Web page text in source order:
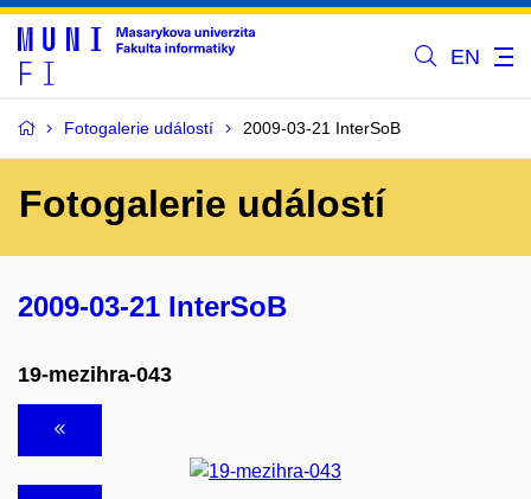
EN
Fotogalerie událostí 2009-03-21 InterSoB
Fotogalerie událostí
2009-03-21 InterSoB
19-mezihra-043